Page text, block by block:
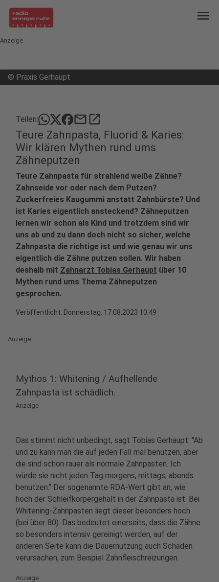
menu
Anzeige
© Praxis Gerhaupt
Teilen: mailopen_in_new
Teure Zahnpasta, Fluorid & Karies:
Wir klären Mythen rund ums
Zähneputzen
Teure Zahnpasta für strahlend weiße Zähne?
Zahnseide vor oder nach dem Putzen?
Zuckerfreies Kaugummi anstatt Zahnbürste? Und
ist Karies eigentlich ansteckend? Zähneputzen
lernen wir schon als Kind und trotzdem sind wir
uns ab und zu dann doch nicht so sicher, welche
Zahnpasta die richtige ist und wie genau wir uns
eigentlich die Zähne putzen sollen. Wir haben
deshalb mit Zahnarzt Tobias Gerhaupt über 10
Mythen rund ums Thema Zähneputzen
gesprochen.
Veröffentlicht: Donnerstag, 17.08.2023 10:49
Anzeige
Mythos 1: Whitening / Aufhellende
Zahnpasta ist schädlich.
Anzeige
Das stimmt nicht unbedingt, sagt Tobias Gerhaupt: "Ab
und zu kann man die auf jeden Fall mal benutzen, aber
die sind schon rauer als normale Zahnpasten. Ich
würde sie nicht jeden Tag morgens, mittags, abends
benutzen.“ Der sogenannte RDA-Wert gibt an, wie
hoch der Schleifkörpergehalt in der Zahnpasta ist. Bei
Whitening-Zahnpasten liegt dieser besonders hoch
(bei über 80). Das bedeutet einerseits, dass die Zähne
so besonders intensiv gereinigt werden, auf der
anderen Seite kann die Dauernutzung auch Schäden
verursachen, zum Beispiel Zahnfleischreizungen.
Anzeige